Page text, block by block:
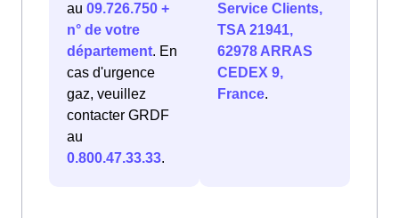
au 09.726.750 +
n° de votre
département. En
cas d'urgence
gaz, veuillez
contacter GRDF
au
0.800.47.33.33.
Service Clients,
TSA 21941,
62978 ARRAS
CEDEX 9,
France.